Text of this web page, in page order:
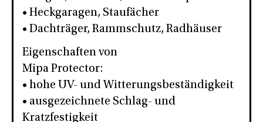
• Heckgaragen, Staufächer
• Dachträger, Rammschutz, Radhäuser
Eigenschaften von
Mipa Protector:
• hohe UV- und Witterungsbeständigkeit
• ausgezeichnete Schlag- und
Kratzfestigkeit